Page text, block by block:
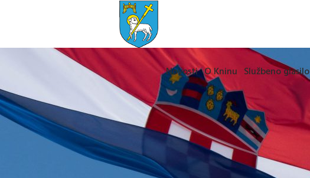
Novosti O Kninu Službeno glasilo